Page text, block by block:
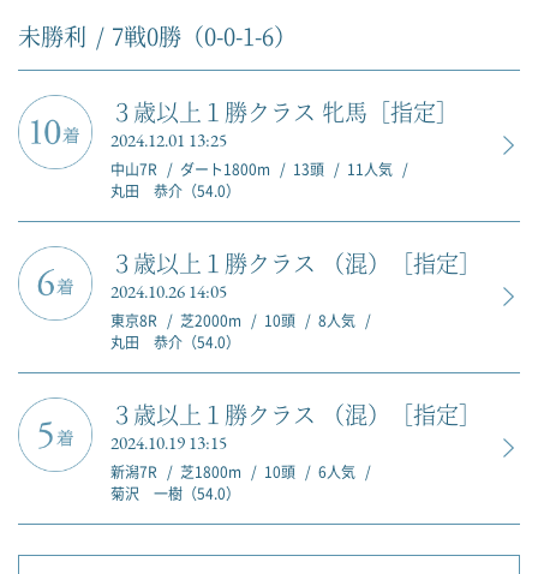
未勝利 7戦0勝（0-0-1-6）
３歳以上１勝クラス 牝馬［指定］
2024.12.01 13:25
中山7R ダート1800m 13頭
11人気
丸田 恭介（54.0）
３歳以上１勝クラス （混）［指定］
2024.10.26 14:05
東京8R 芝2000m 10頭
8人気
丸田 恭介（54.0）
３歳以上１勝クラス （混）［指定］
2024.10.19 13:15
新潟7R 芝1800m 10頭
6人気
菊沢 一樹（54.0）